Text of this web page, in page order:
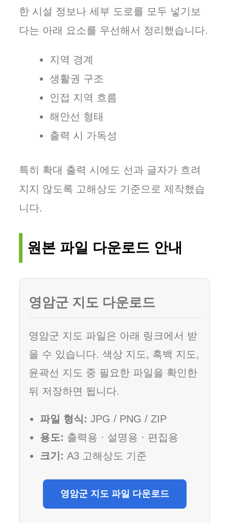
한 시설 정보나 세부 도로를 모두 넣기보
다는 아래 요소를 우선해서 정리했습니다.
지역 경계
생활권 구조
인접 지역 흐름
해안선 형태
출력 시 가독성
특히 확대 출력 시에도 선과 글자가 흐려
지지 않도록 고해상도 기준으로 제작했습
니다.
원본 파일 다운로드 안내
영암군 지도 다운로드
영암군 지도 파일은 아래 링크에서 받
을 수 있습니다. 색상 지도, 흑백 지도,
윤곽선 지도 중 필요한 파일을 확인한
뒤 저장하면 됩니다.
파일 형식: JPG / PNG / ZIP
용도: 출력용 · 설명용 · 편집용
크기: A3 고해상도 기준
영암군 지도 파일 다운로드